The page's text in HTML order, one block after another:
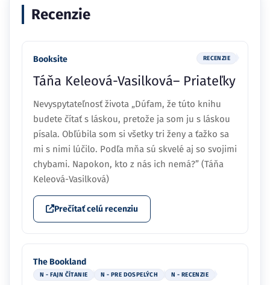
Recenzie
Booksite RECENZIE
Táňa Keleová-Vasilková– Priateľky
Nevyspytateľnosť života „Dúfam, že túto knihu
budete čítať s láskou, pretože ja som ju s láskou
písala. Obľúbila som si všetky tri ženy a ťažko sa
mi s nimi lúčilo. Podľa mňa sú skvelé aj so svojimi
chybami. Napokon, kto z nás ich nemá?” (Táňa
Keleová-Vasilková)
Prečítať celú recenziu
The Bookland
N - FAJN ČÍTANIE N - PRE DOSPELÝCH N - RECENZIE